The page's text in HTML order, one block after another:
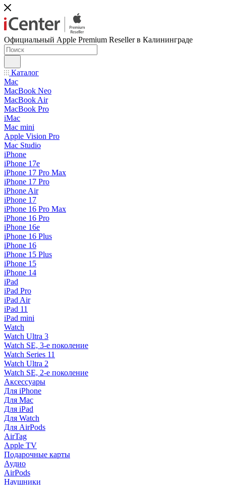
Официальный Apple Premium Reseller в Калининграде
Каталог
Mac
MacBook Neo
MacBook Air
MacBook Pro
iMac
Mac mini
Apple Vision Pro
Mac Studio
iPhone
iPhone 17e
iPhone 17 Pro Max
iPhone 17 Pro
iPhone Air
iPhone 17
iPhone 16 Pro Max
iPhone 16 Pro
iPhone 16e
iPhone 16 Plus
iPhone 16
iPhone 15 Plus
iPhone 15
iPhone 14
iPad
iPad Pro
iPad Air
iPad 11
iPad mini
Watch
Watch Ultra 3
Watch SE, 3-е поколение
Watch Series 11
Watch Ultra 2
Watch SE, 2-е поколение
Аксессуары
Для iPhone
Для Mac
Для iPad
Для Watch
Для AirPods
AirTag
Apple TV
Подарочные карты
Аудио
AirPods
Наушники